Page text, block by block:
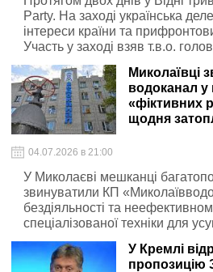
Party. На заході українська
інтереси країни та
Участь у заході взяв т.в.о.
«Слуга Народу», голова
Антон Табунщик
Миколаївці
водоканал у
«фіктивних
щодня
04.07.2026 в 21:00
У Миколаєві мешканці
звинуватили КП
бездіяльності та
спеціалізованої техніки для
каналізацією, яка щодня
багатоповерхового будинку
У Кремлі
пропозицію